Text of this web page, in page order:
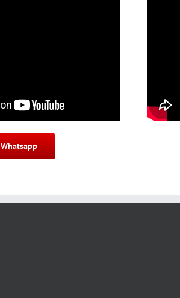
Whatsapp